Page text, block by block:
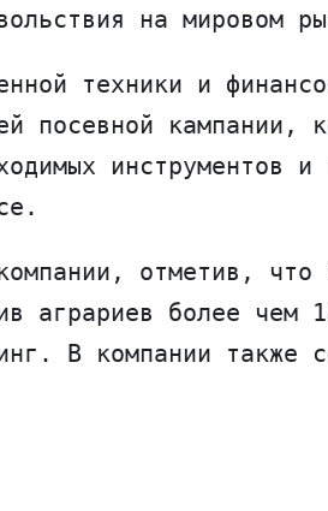
на мировом
техники и
посевной
инструментов
отметив,
аграриев более
В компании также